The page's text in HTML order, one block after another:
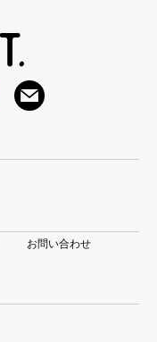
お問い合わせ